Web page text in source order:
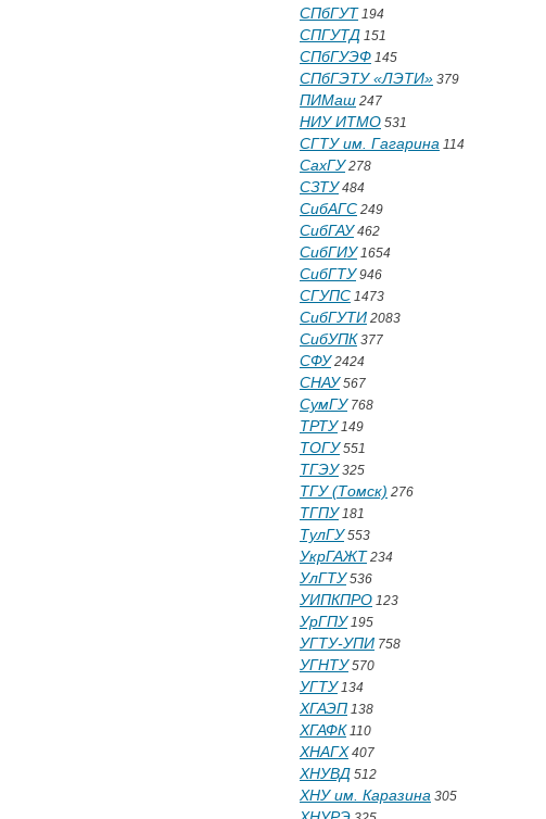
СПбГУТ 194
СПГУТД 151
СПбГУЭФ 145
СПбГЭТУ «ЛЭТИ» 379
ПИМаш 247
НИУ ИТМО 531
СГТУ им. Гагарина 114
СахГУ278
СЗТУ484
СибАГС 249
СибГАУ462
СибГИУ1654
СибГТУ946
СГУПС 1473
СибГУТИ 2083
СибУПК 377
СФУ2424
СНАУ567
СумГУ768
ТРТУ149
ТОГУ551
ТГЭУ325
ТГУ (Томск) 276
ТГПУ181
ТулГУ553
УкрГАЖТ 234
УлГТУ536
УИПКПРО 123
УрГПУ195
УГТУ-УПИ 758
УГНТУ570
УГТУ134
ХГАЭП 138
ХГАФК 110
ХНАГХ 407
ХНУВД 512
ХНУ им. Каразина 305